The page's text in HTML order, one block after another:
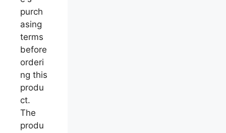
purch
asing
terms
before
orderi
ng this
produ
ct.
The
produ